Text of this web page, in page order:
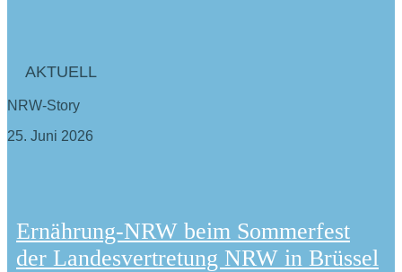
AKTUELL
NRW-Story
25. Juni 2026
Ernährung-NRW beim Sommerfest
der Landesvertretung NRW in Brüssel